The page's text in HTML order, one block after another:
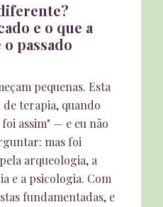
e o que a
passado
pequenas. Esta
de terapia, quando
assim" — e eu não
mas foi
arqueologia, a
e a psicologia. Com
fundamentadas, e